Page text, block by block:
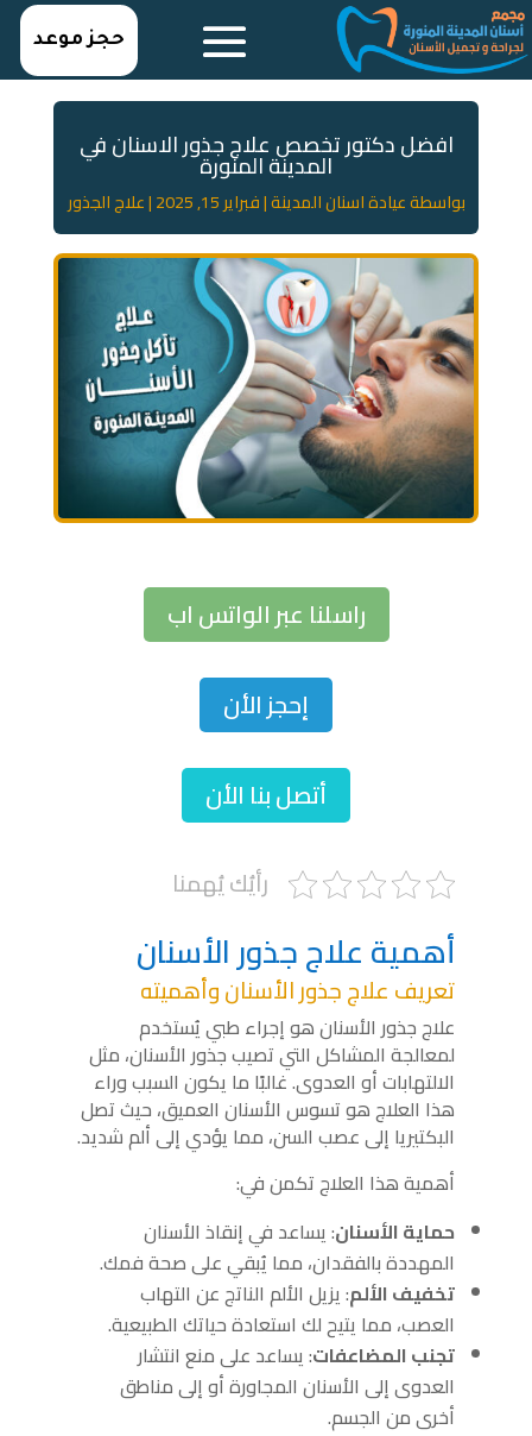
حجز موعد
افضل دكتور تخصص علاج جذور الاسنان في
المدينة المنورة
بواسطةعيادة اسنان المدينة|فبراير 15, 2025 |علاج الجذور
راسلنا عبر الواتس اب
إحجز الأن
أتصل بنا الأن
رأيُك يُهمنا
أهمية علاج جذور الأسنان
تعريف علاج جذور الأسنان وأهميته
علاج جذور الأسنان هو إجراء طبي يُستخدم
لمعالجة المشاكل التي تصيب جذور الأسنان، مثل
الالتهابات أو العدوى. غالبًا ما يكون السبب وراء
هذا العلاج هو تسوس الأسنان العميق، حيث تصل
البكتيريا إلى عصب السن، مما يؤدي إلى ألم شديد.
أهمية هذا العلاج تكمن في:
حماية الأسنان: يساعد في إنقاذ الأسنان
المهددة بالفقدان، مما يُبقي على صحة فمك.
تخفيف الألم: يزيل الألم الناتج عن التهاب
العصب، مما يتيح لك استعادة حياتك الطبيعية.
تجنب المضاعفات: يساعد على منع انتشار
العدوى إلى الأسنان المجاورة أو إلى مناطق
أخرى من الجسم.